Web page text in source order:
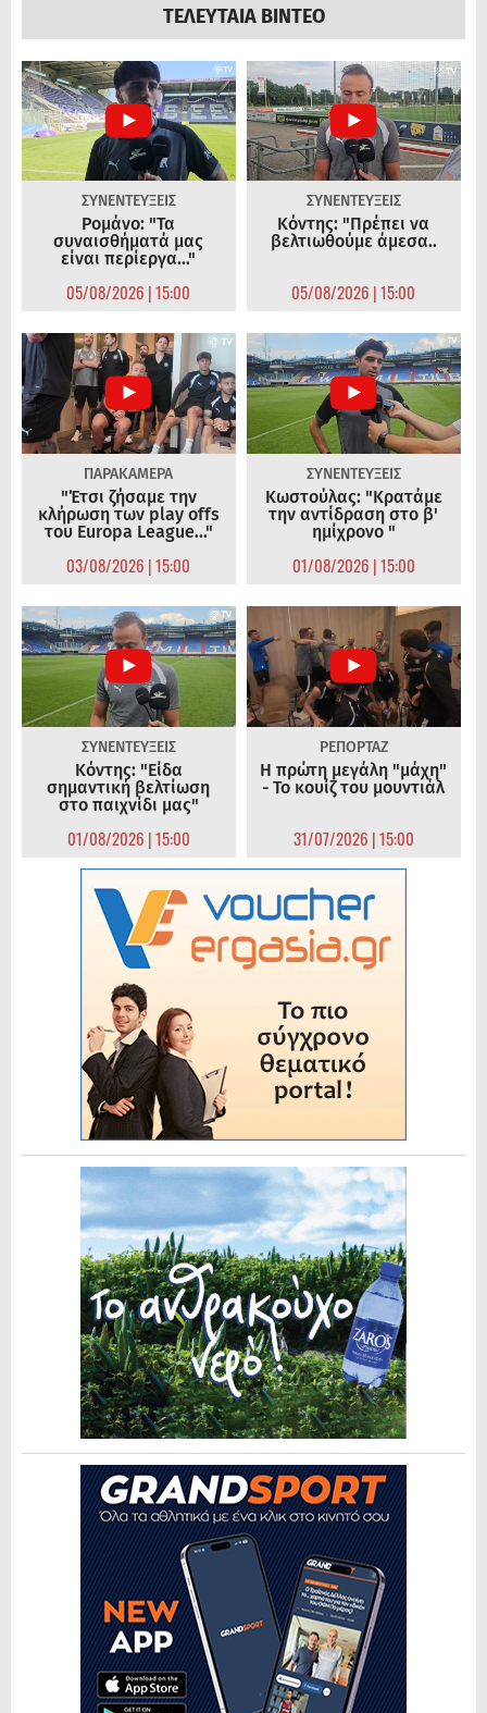
ΤΕΛΕΥΤΑΙΑ ΒΙΝΤΕΟ
ΣΥΝΕΝΤΕΥΞΕΙΣ
Ρομάνο: "Τα
συναισθήματά μας
είναι περίεργα..."
05/08/2026 | 15:00
ΣΥΝΕΝΤΕΥΞΕΙΣ
Κόντης: "Πρέπει να
βελτιωθούμε άμεσα..
05/08/2026 | 15:00
ΠΑΡΑΚΑΜΕΡΑ
"Έτσι ζήσαμε την
κλήρωση των play offs
του Europa League..."
03/08/2026 | 15:00
ΣΥΝΕΝΤΕΥΞΕΙΣ
Κωστούλας: "Κρατάμε
την αντίδραση στο β'
ημίχρονο "
01/08/2026 | 15:00
ΣΥΝΕΝΤΕΥΞΕΙΣ
Κόντης: "Είδα
σημαντική βελτίωση
στο παιχνίδι μας"
01/08/2026 | 15:00
ΡΕΠΟΡΤΑΖ
Η πρώτη μεγάλη "μάχη"
- Το κουίζ του μουντιάλ
31/07/2026 | 15:00